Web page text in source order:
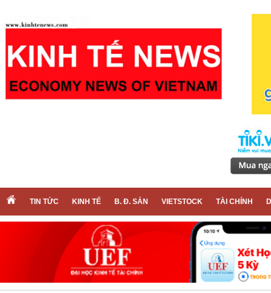
TIN TỨC KINH TẾ B. Đ. SẢN VIETSTOCK TÀI CHÍNH